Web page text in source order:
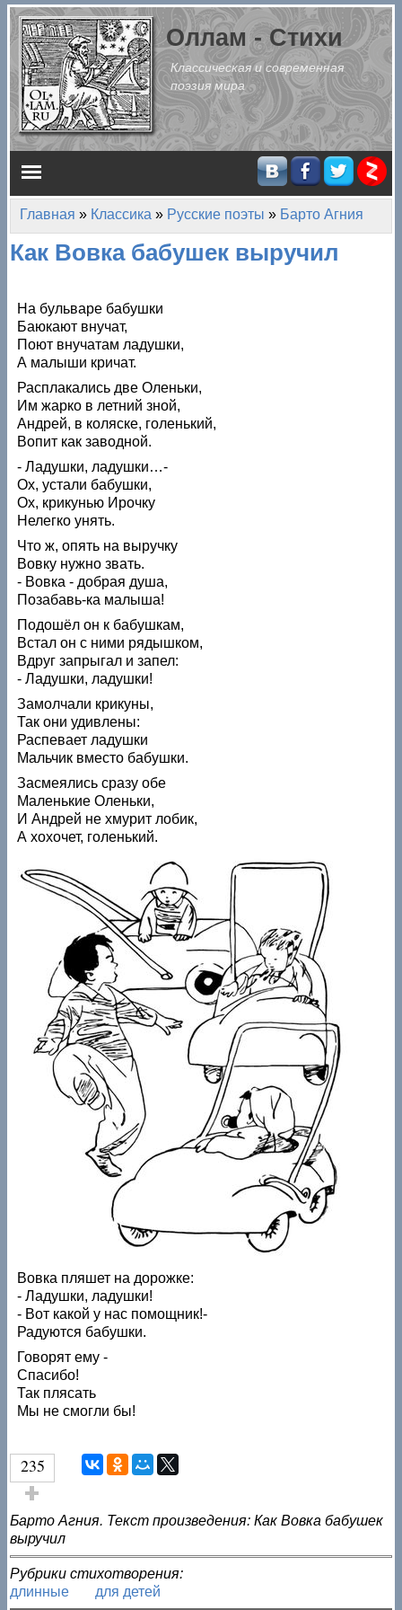
Перейти к основному содержанию
Оллам - Стихи
Классическая и современная
поэзия мира
Главное меню
Вы здесь
Главная » Классика » Русские поэты » Барто Агния
Как Вовка бабушек выручил
На бульваре бабушки
Баюкают внучат,
Поют внучатам ладушки,
А малыши кричат.
Расплакались две Оленьки,
Им жарко в летний зной,
Андрей, в коляске, голенький,
Вопит как заводной.
- Ладушки, ладушки…-
Ох, устали бабушки,
Ох, крикунью Ирочку
Нелегко унять.
Что ж, опять на выручку
Вовку нужно звать.
- Вовка - добрая душа,
Позабавь-ка малыша!
Подошёл он к бабушкам,
Встал он с ними рядышком,
Вдруг запрыгал и запел:
- Ладушки, ладушки!
Замолчали крикуны,
Так они удивлены:
Распевает ладушки
Мальчик вместо бабушки.
Засмеялись сразу обе
Маленькие Оленьки,
И Андрей не хмурит лобик,
А хохочет, голенький.
Вовка пляшет на дорожке:
- Ладушки, ладушки!
- Вот какой у нас помощник!-
Радуются бабушки.
Говорят ему -
Спасибо!
Так плясать
Мы не смогли бы!
235
Голос за!
Барто Агния. Текст произведения: Как Вовка бабушек
выручил
Рубрики стихотворения:
длинные
для детей